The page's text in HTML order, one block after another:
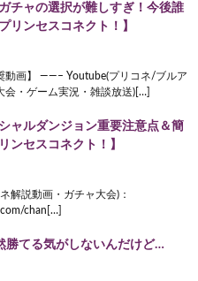
チャの選択が難しすぎ！今後誰
リンセスコネクト！】
動画】 ——– Youtube(プリコネ/ブルア
会・ゲーム実況・雑談放送)[…]
ャルダンジョン重要注意点＆簡
ンセスコネクト！】
解説動画・ガチャ大会)：
chan[…]
勝てる気がしないんだけど…